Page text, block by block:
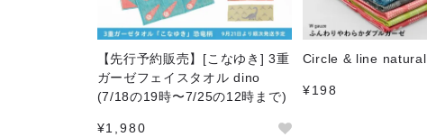
【先行予約販売】[こなゆき] 3重
ガーゼフェイスタオル dino
(7/18の19時〜7/25の12時まで)
¥1,980
Circle & line natural
¥198